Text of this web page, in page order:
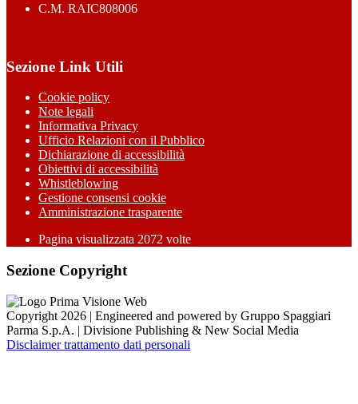
C.M. RAIC808006
Sezione Link Utili
Cookie policy
Note legali
Informativa Privacy
Ufficio Relazioni con il Pubblico
Dichiarazione di accessibilità
Obiettivi di accessibilità
Whistleblowing
Gestione consensi cookie
Amministrazione trasparente
Pagina visualizzata 2072 volte
Sezione Copyright
Copyright 2026 | Engineered and powered by Gruppo Spaggiari
Parma S.p.A. | Divisione Publishing & New Social Media
Disclaimer trattamento dati personali